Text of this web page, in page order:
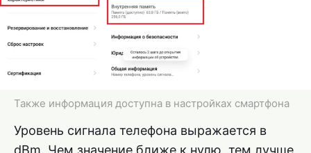
Также информация доступна в настройках смартфона
Уровень сигнала телефона выражается в
dBm. Чем значение ближе к нулю, тем лучше